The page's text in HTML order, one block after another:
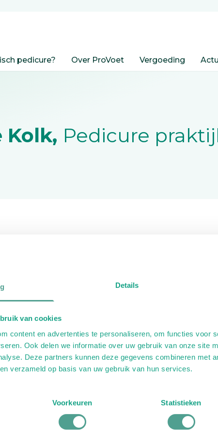
Details
van cookies
content en advertenties te personaliseren, om functies voor
Ook delen we informatie over uw gebruik van onze site
Deze partners kunnen deze gegevens combineren met
verzameld op basis van uw gebruik van hun services.
Voorkeuren Statistieken
pedicure? Over ProVoet Vergoeding
Kolk, Pedicure